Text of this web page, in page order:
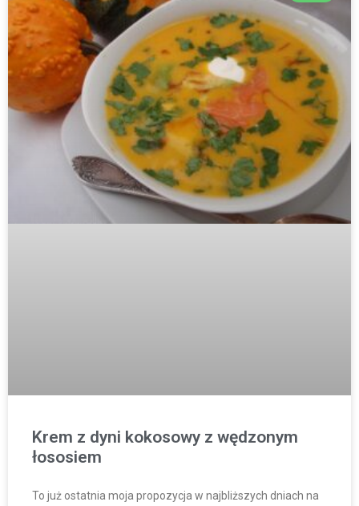
Krem z dyni kokosowy z wędzonym
łososiem
To już ostatnia moja propozycja w najbliższych dniach na